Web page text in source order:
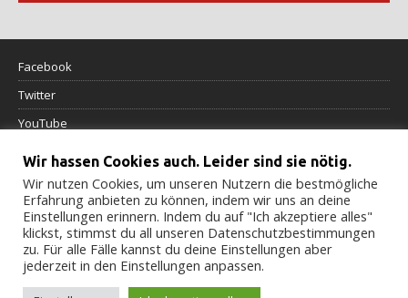
Facebook
Twitter
YouTube
Datenschutzerklärung
Impressum
Cookierichtlinie
Wir hassen Cookies auch. Leider sind sie nötig.
Wir nutzen Cookies, um unseren Nutzern die bestmögliche
Erfahrung anbieten zu können, indem wir uns an deine
Einstellungen erinnern. Indem du auf "Ich akzeptiere alles"
klickst, stimmst du all unseren Datenschutzbestimmungen
zu. Für alle Fälle kannst du deine Einstellungen aber
jederzeit in den Einstellungen anpassen.